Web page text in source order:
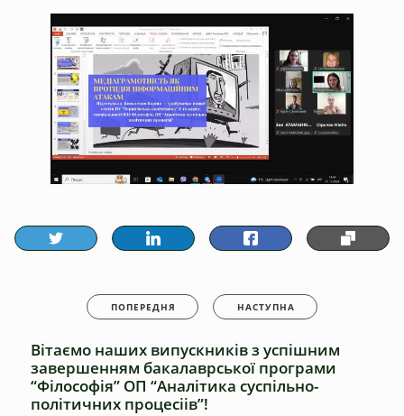
ПОПЕРЕДНЯ НАСТУПНА
Вітаємо наших випускників з успішним
завершенням бакалаврської програми
“Філософія” ОП “Аналітика суспільно-
політичних процесіів”!